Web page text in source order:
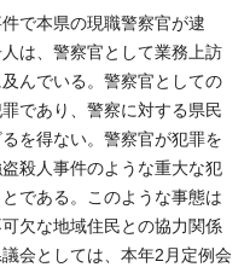
で本県の現職警察官が逮
は、警察官として業務上訪
んでいる。警察官としての
であり、警察に対する県民
を得ない。警察官が犯罪を
殺人事件のような重大な犯
である。このような事態は
欠な地域住民との協力関係
会としては、本年2月定例会